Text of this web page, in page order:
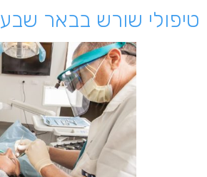
טיפולי שורש בבאר שבע